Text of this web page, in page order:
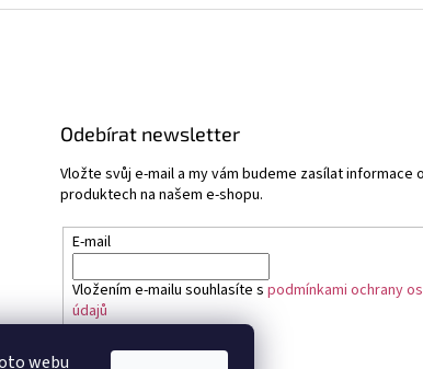
webu
Odebírat newsletter
Vložte svůj e-mail a my vám budeme zasílat informace
produktech na našem e-shopu.
E-mail
Vložením e-mailu souhlasíte spodmínkami ochrany
údajů